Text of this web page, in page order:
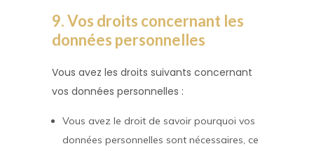
9. Vos droits concernant les
données personnelles
Vous avez les droits suivants concernant
vos données personnelles :
Vous avez le droit de savoir pourquoi vos
données personnelles sont nécessaires, ce